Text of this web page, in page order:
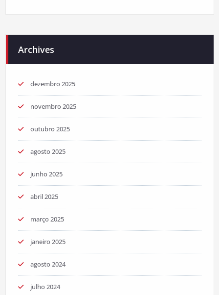
Archives
dezembro 2025
novembro 2025
outubro 2025
agosto 2025
junho 2025
abril 2025
março 2025
janeiro 2025
agosto 2024
julho 2024